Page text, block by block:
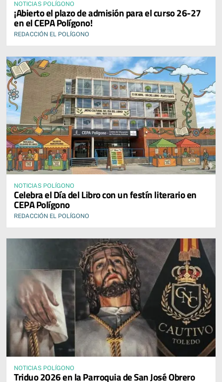
NOTICIAS POLÍGONO
¡Abierto el plazo de admisión para el curso 26-27
en el CEPA Polígono!
REDACCIÓN EL POLÍGONO
NOTICIAS POLÍGONO
Celebra el Día del Libro con un festín literario en
CEPA Polígono
REDACCIÓN EL POLÍGONO
NOTICIAS POLÍGONO
Triduo 2026 en la Parroquia de San José Obrero